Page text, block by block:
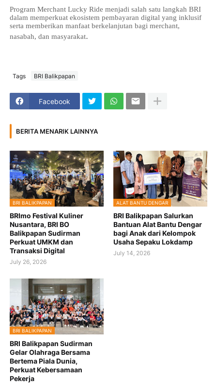
Program Merchant Lucky Ride menjadi salah satu langkah BRI
dalam memperkuat ekosistem pembayaran digital yang inklusif
serta memberikan manfaat berkelanjutan bagi merchant,
nasabah, dan masyarakat.
Tags BRI Balikpapan
Facebook
BERITA MENARIK LAINNYA
BRI BALIKPAPAN
BRImo Festival Kuliner
Nusantara, BRI BO
Balikpapan Sudirman
Perkuat UMKM dan
Transaksi Digital
July 26, 2026
ALAT BANTU DENGAR
BRI Balikpapan Salurkan
Bantuan Alat Bantu Dengar
bagi Anak dari Kelompok
Usaha Sepaku Lokdamp
July 14, 2026
BRI BALIKPAPAN
BRI Balikpapan Sudirman
Gelar Olahraga Bersama
Bertema Piala Dunia,
Perkuat Kebersamaan
Pekerja